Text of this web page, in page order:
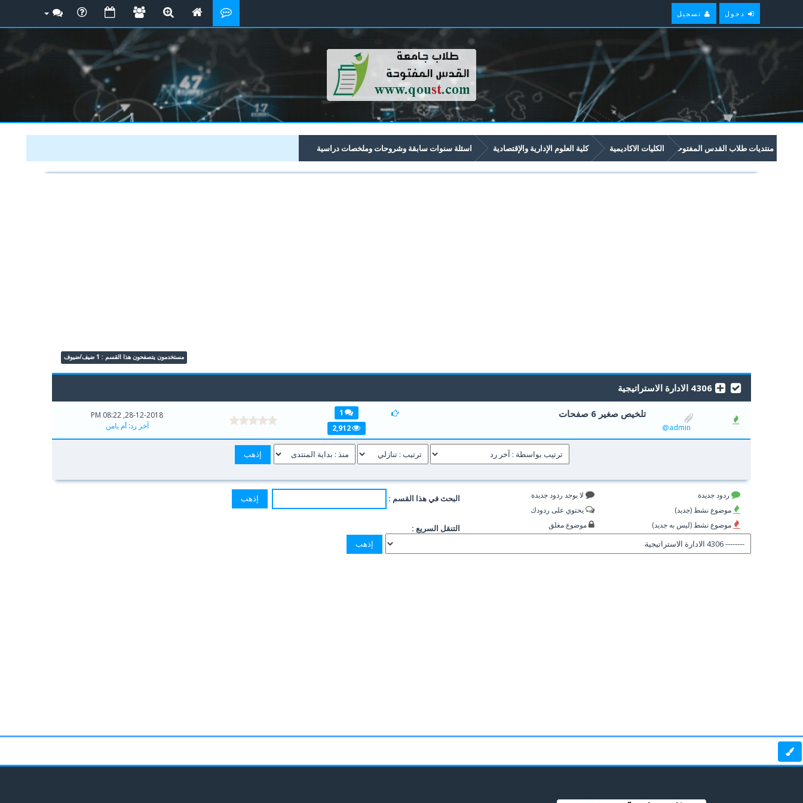
دخول تسجيل
منتديات طلاب القدس المفتوحة الكليات الاكاديمية كلية العلوم الإدارية والإقتصادية اسئلة سنوات سابقة وشروحات وملخصات دراسية
امتحانات سابقة وملخصات لمواد مستوى سنة ثالثة في برنامج العلوم الادارية والاقتصادية تبدأ برقم 43xx 4306 الادارة الاستراتيجية
مستخدمون يتصفحون هذا القسم : 1 ضيف/ضيوف
4306 الادارة الاستراتيجية
تلخيص صغير 6 صفحات
admin
1
2,912
0 أصوات - 0 من معدل 5 أصوات
28-12-2018, 08:22 PM
آخر رد:أم يامن
ردود جديدة
موضوع نشط (جديد)
موضوع نشط (ليس به جديد)
لا يوجد ردود جديدة
يحتوي على ردودك
موضوع مغلق
البحث في هذا القسم :
التنقل السريع :